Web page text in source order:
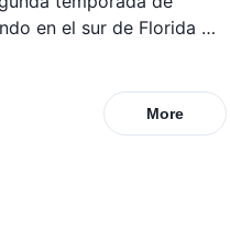
en el sur de Florida
a Estados Unidos,
a Estados Unidos,
y mucho más!
More